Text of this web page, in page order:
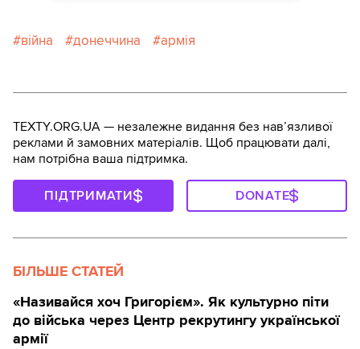
війна донеччина армія
TEXTY.ORG.UA — незалежне видання без навʼязливої
реклами й замовних матеріалів. Щоб працювати далі,
нам потрібна ваша підтримка.
ПІДТРИМАТИ DONATE
БІЛЬШЕ СТАТЕЙ
«Називайся хоч Григорієм». Як культурно піти
до війська через Центр рекрутингу української
армії